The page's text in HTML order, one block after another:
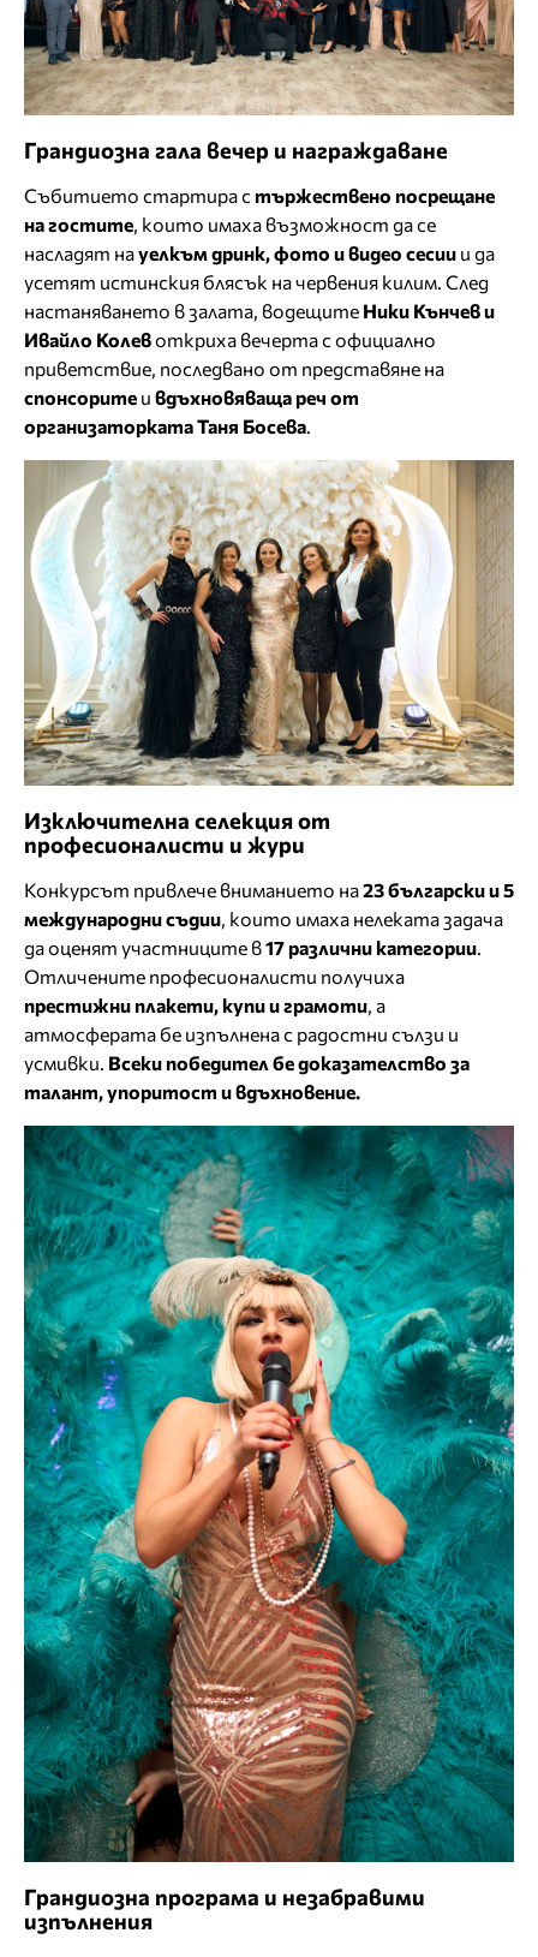
Грандиозна гала вечер и награждаване
Събитието стартира с тържествено посрещане
на гостите , които имаха възможност да се
насладят науелкъм дринк, фото и видео сесии и да
усетят истинския блясък на червения килим. След
настаняването в залата, водещите Ники Кънчев и
Ивайло Колевоткриха вечерта с официално
приветствие, последвано от представяне на
спонсорите и вдъхновяваща реч от
организаторката Таня Босева
Изключителна селекция от
професионалисти и жури
Конкурсът привлече вниманието на23 български и 5
международни съдии , които имаха нелеката задача
да оценят участниците в17 различни категории
Отличените професионалисти получиха
престижни плакети, купи и грамоти , а
атмосферата бе изпълнена с радостни сълзи и
усмивки. Всеки победител бе доказателство за
талант, упоритост и вдъхновение.
Грандиозна програма и незабравими
изпълнения